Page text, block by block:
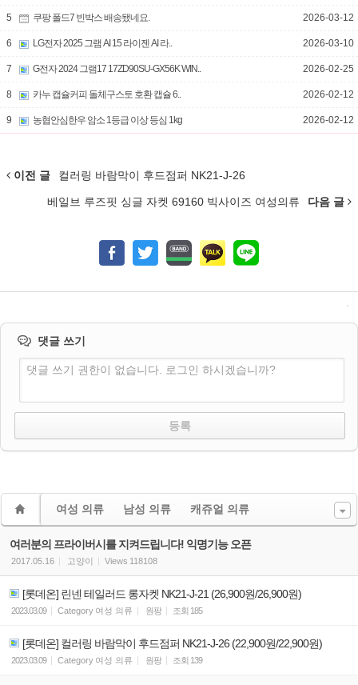
5 쿠팡 폴드7 빈박스 배송됐네요. 2026-03-12
6 LG전자 2025 그램 AI 15 라이젠 AI 라.. 2026-03-10
7 G전자 2024 그램17 17ZD90SU-GX56K WIN.. 2026-02-25
8 카누 캡슐커피 돌체구스토 호환 캡슐 6.. 2026-02-12
9 농협안심한우 암소 1등급 이상 등심 1kg 2026-02-12
이전 글 컬러링 바람막이 후드점퍼 NK21-J-26
베일브 루즈핏 싱글 자켓 69160 빅사이즈 여성의류 다음 글
댓글 쓰기
댓글 쓰기 권한이 없습니다. 로그인 하시겠습니까?
여성 의류 남성 의류 캐쥬얼 의류
여러분의 프라이버시를 지켜드립니다! 익명기능 오픈
2017.05.16 고양이 Views 118108
[롯데온] 린넨 테일러드 롱자켓 NK21-J-21 (26,900원/26,900원)
2023.03.09 Category 여성 의류 원팡 조회 185
[롯데온] 컬러링 바람막이 후드점퍼 NK21-J-26 (22,900원/22,900원)
2023.03.09 Category 여성 의류 원팡 조회 139